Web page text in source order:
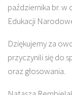
października br. w
Edukacji
Dziękujemy za
przyczynili się do
oraz głosowania.